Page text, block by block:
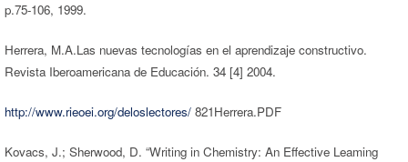
p.75-106, 1999.
Herrera, M.A.Las nuevas tecnologías en el aprendizaje constructivo.
Revista Iberoamericana de Educación. 34 [4] 2004.
http://www.rieoei.org/deloslectores/821Herrera.PDF
Kovacs, J.; Sherwood, D. “Writing in Chemistry: An Effective Leaming